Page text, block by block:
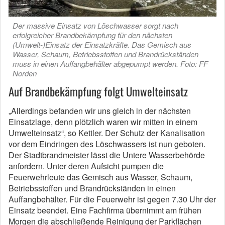
Der massive Einsatz von Löschwasser sorgt nach
erfolgreicher Brandbekämpfung für den nächsten
(Umwelt-)Einsatz der Einsatzkräfte. Das Gemisch aus
Wasser, Schaum, Betriebsstoffen und Brandrückständen
muss in einen Auffangbehälter abgepumpt werden. Foto: FF
Norden
Auf Brandbekämpfung folgt Umwelteinsatz
„Allerdings befanden wir uns gleich in der nächsten
Einsatzlage, denn plötzlich waren wir mitten in einem
Umwelteinsatz“, so Kettler. Der Schutz der Kanalisation
vor dem Eindringen des Löschwassers ist nun geboten.
Der Stadtbrandmeister lässt die Untere Wasserbehörde
anfordern. Unter deren Aufsicht pumpen die
Feuerwehrleute das Gemisch aus Wasser, Schaum,
Betriebsstoffen und Brandrückständen in einen
Auffangbehälter. Für die Feuerwehr ist gegen 7.30 Uhr der
Einsatz beendet. Eine Fachfirma übernimmt am frühen
Morgen die abschließende Reinigung der Parkflächen